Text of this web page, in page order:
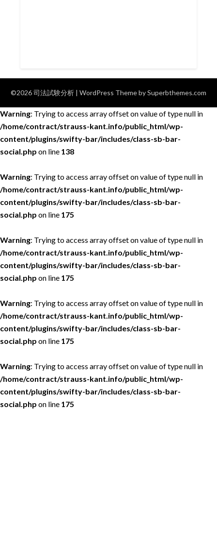
©2026 司法試験分析 | WordPress Theme bySuperbthemes.com
Warning: Trying to access array offset on value of type null in
/home/contract/strauss-kant.info/public_html/wp-
content/plugins/swifty-bar/includes/class-sb-bar-
social.php on line 138
Warning: Trying to access array offset on value of type null in
/home/contract/strauss-kant.info/public_html/wp-
content/plugins/swifty-bar/includes/class-sb-bar-
social.php on line 175
Warning: Trying to access array offset on value of type null in
/home/contract/strauss-kant.info/public_html/wp-
content/plugins/swifty-bar/includes/class-sb-bar-
social.php on line 175
Warning: Trying to access array offset on value of type null in
/home/contract/strauss-kant.info/public_html/wp-
content/plugins/swifty-bar/includes/class-sb-bar-
social.php on line 175
Warning: Trying to access array offset on value of type null in
/home/contract/strauss-kant.info/public_html/wp-
content/plugins/swifty-bar/includes/class-sb-bar-
social.php on line 175